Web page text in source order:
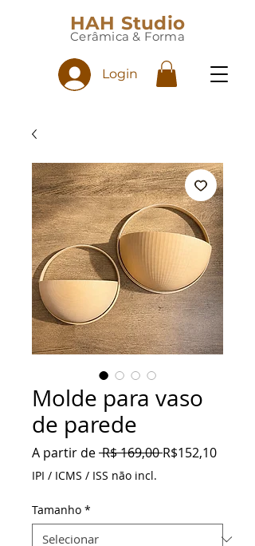
HAH Studio
Cerâmica & Forma
Login
Molde para vaso
de parede
A partir de R$ 169,00 Preço
R$152,10Preço
IPI / ICMS / ISS não incl.
Tamanho *